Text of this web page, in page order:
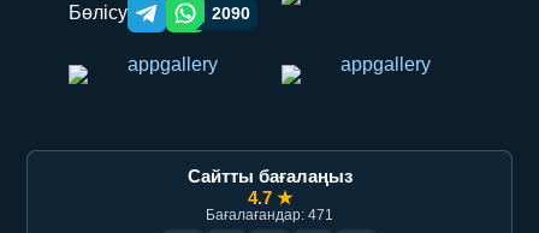
Бөлісу Telegram orqali ulashish
WhatsApp orqali ulashish
2090
Сайтты бағалаңыз
4.7 ★
Бағалағандар: 471